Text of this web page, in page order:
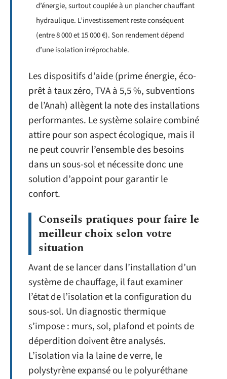
d’énergie, surtout couplée à un plancher chauffant
hydraulique. L’investissement reste conséquent
(entre 8 000 et 15 000 €). Son rendement dépend
d’une isolation irréprochable.
Les dispositifs d’aide (prime énergie, éco-
prêt à taux zéro, TVA à 5,5 %, subventions
de l’Anah) allègent la note des installations
performantes. Le système solaire combiné
attire pour son aspect écologique, mais il
ne peut couvrir l’ensemble des besoins
dans un sous-sol et nécessite donc une
solution d’appoint pour garantir le
confort.
Conseils pratiques pour faire le
meilleur choix selon votre
situation
Avant de se lancer dans l’installation d’un
système de chauffage, il faut examiner
l’état de l’isolation et la configuration du
sous-sol. Un diagnostic thermique
s’impose : murs, sol, plafond et points de
déperdition doivent être analysés.
L’isolation via la laine de verre, le
polystyrène expansé ou le polyuréthane